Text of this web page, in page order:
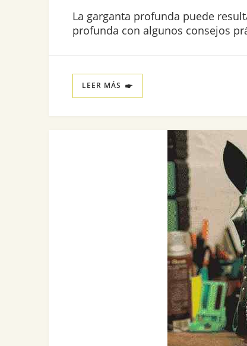
La garganta profunda puede
profunda con algunos consejos
LEER MÁS